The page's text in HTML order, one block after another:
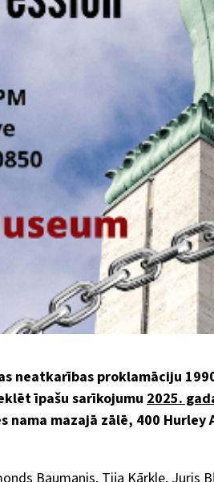
neatkarības proklamāciju
īpašu sarīkojumu 2025.
nama mazajā zālē, 400 Hurley